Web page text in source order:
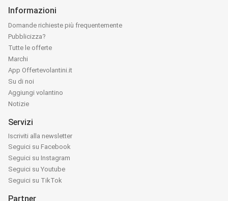
Informazioni
Domande richieste più frequentemente
Pubblicizza?
Tutte le offerte
Marchi
App Offertevolantini.it
Su di noi
Aggiungi volantino
Notizie
Servizi
Iscriviti alla newsletter
Seguici su Facebook
Seguici su Instagram
Seguici su Youtube
Seguici su TikTok
Partner